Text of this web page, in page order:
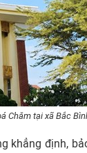
Chăm tại xã Bắc
khẳng định,